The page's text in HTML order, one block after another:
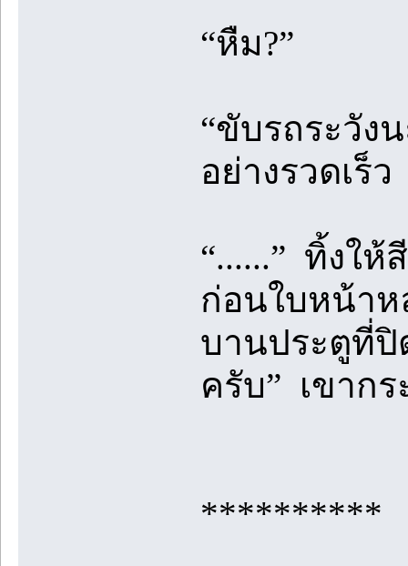
“หืม?”
“ขับรถระวัง
อย่างรวดเร็ว
“......” ทิ้งใ
ก่อนใบหน้าห
บานประตูที่
ครับ” เขากร
**********